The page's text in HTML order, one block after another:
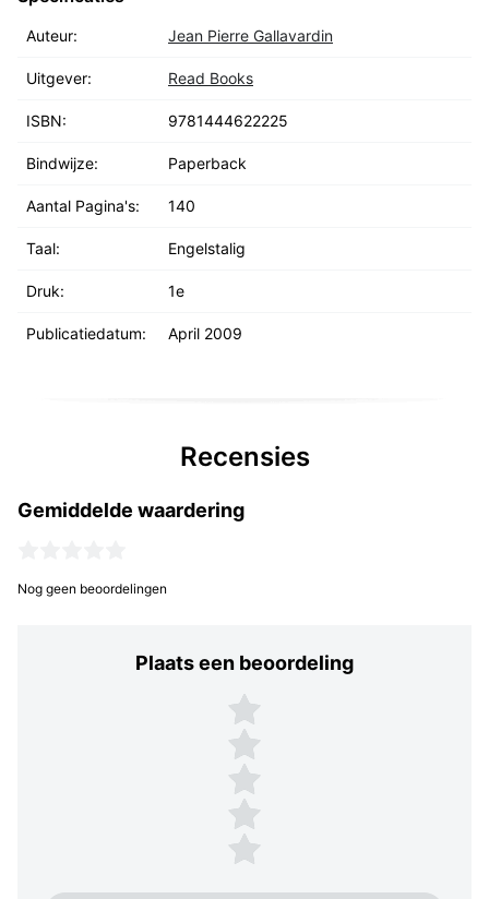
Auteur: Jean Pierre Gallavardin
Uitgever: Read Books
ISBN: 9781444622225
Bindwijze: Paperback
Aantal Pagina's: 140
Taal: Engelstalig
Druk: 1e
Publicatiedatum: April 2009
Recensies
Gemiddelde waardering
Nog geen beoordelingen
Plaats een beoordeling
Plaats een beoordeling
5 sterren
4 sterren
3 sterren
2 sterren
1 ster